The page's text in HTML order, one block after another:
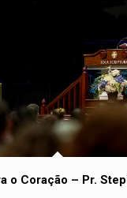
o Coração – Pr.